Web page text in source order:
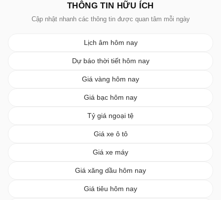
THÔNG TIN HỮU ÍCH
Cập nhật nhanh các thông tin được quan tâm mỗi ngày
Lịch âm hôm nay
Dự báo thời tiết hôm nay
Giá vàng hôm nay
Giá bạc hôm nay
Tỷ giá ngoại tệ
Giá xe ô tô
Giá xe máy
Giá xăng dầu hôm nay
Giá tiêu hôm nay